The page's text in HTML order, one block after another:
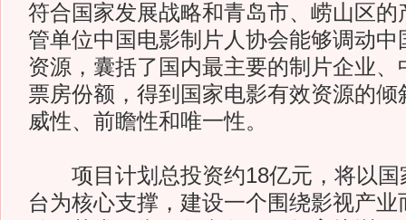
符合国家发展战略和青岛市、崂山区的
管单位中国电影制片人协会能够调动中
资源，囊括了国内最主要的制片企业、
票房份额，得到国家电影有效资源的倾
威性、前瞻性和唯一性。
项目计划总投资约18亿元，将以国
台为核心支撑，建设一个围绕影视产